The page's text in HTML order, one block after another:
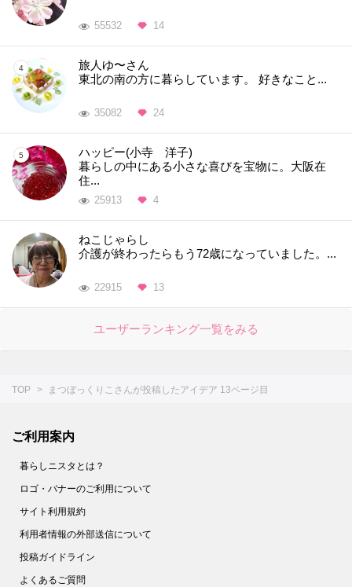
55532 14
旅人ゆ〜さん
東北の南の方に暮らしています。 好きなこと...
35082 24
ハッピー(小寺 洋子)
暮らしの中にある小さな喜びを宝物に。大阪在
住...
25913 4
ねこじゃらし
介護が終わったらもう72歳になっていました。...
22915 13
ユーザーランキング一覧をみる
TOP まつぼっくりこさんが投稿したアイデア 13ページ目
ご利用案内
暮らしニスタとは？
ロゴ・バナーのご利用について
サイト利用規約
利用者情報の外部送信について
投稿ガイドライン
よくあるご質問